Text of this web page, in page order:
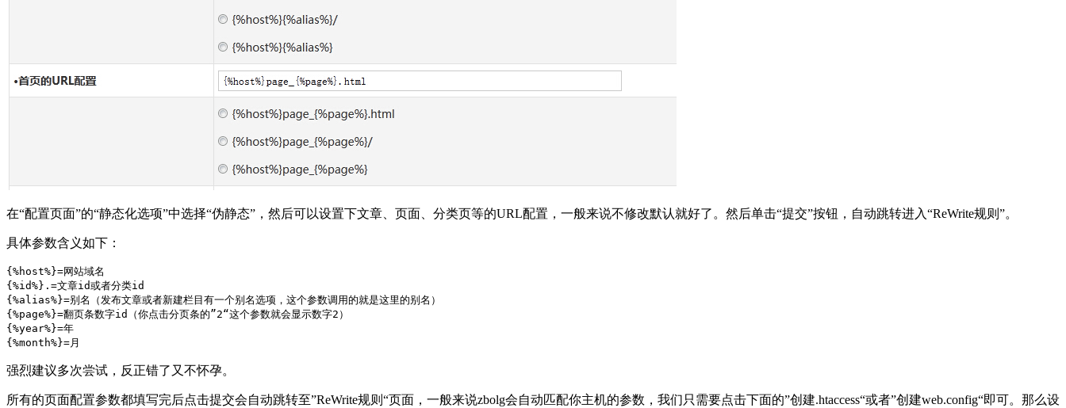
在“配置页面”的“静态化选项”中选择“伪静态”，然后可以设置下文章、页面、分类页等的URL配置，一般来说不修改默认就好了。然后单击“提交”按钮，自动跳转进入“ReWrite规则”。
具体参数含义如下：
{%host%}=网站域名
{%id%}.=文章id或者分类id
{%alias%}=别名（发布文章或者新建栏目有一个别名选项，这个参数调用的就是这里的别名）
{%page%}=翻页条数字id（你点击分页条的”2“这个参数就会显示数字2）
{%year%}=年
{%month%}=月
强烈建议多次尝试，反正错了又不怀孕。
所有的页面配置参数都填写完后点击提交会自动跳转至”ReWrite规则“页面，一般来说zbolg会自动匹配你主机的参数，我们只需要点击下面的”创建.htaccess“或者”创建web.config“即可。那么设